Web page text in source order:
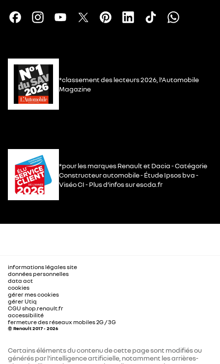
*classement des lecteurs 2026, l’Automobile
Magazine
*pour les marques Renault et Dacia - Catégorie
Constructeur automobile - Étude Ipsos bva -
Viséo CI - Plus d’infos sur escda.fr
informations légales site
données personnelles
data act
cookies
gérer mes cookies
gérer Utiq
CGU shop.renault.fr
accessibilité
fermeture des réseaux mobiles 2G / 3G
© Renault 2017 - 2026
Certains éléments du contenu de cette page sont modifiés ou
générés par l'intelligence artificielle, notamment les arrières-